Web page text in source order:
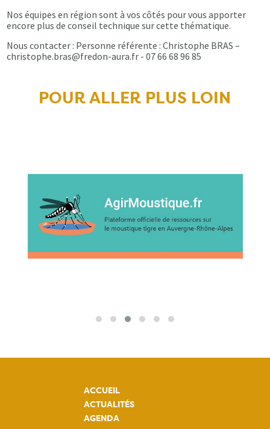
Nos équipes en région sont à vos côtés pour vous apporter
encore plus de conseil technique sur cette thématique.
Nous contacter : Personne référente : Christophe BRAS –
christophe.bras@fredon-aura.fr - 07 66 68 96 85
POUR ALLER PLUS LOIN
ACCUEIL
ACTUALITÉS
AGENDA